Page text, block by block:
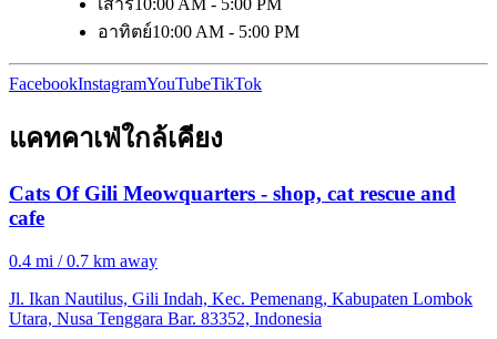
เสาร์10:00 AM - 5:00 PM
อาทิตย์10:00 AM - 5:00 PM
FacebookInstagramYouTubeTikTok
แคทคาเฟ่ใกล้เคียง
Cats Of Gili Meowquarters - shop, cat rescue and
cafe
0.4 mi / 0.7 km away
Jl. Ikan Nautilus, Gili Indah, Kec. Pemenang, Kabupaten Lombok
Utara, Nusa Tenggara Bar. 83352, Indonesia